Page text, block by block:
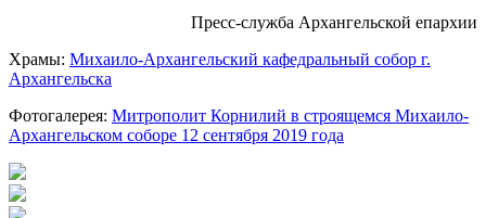
Пресс-служба Архангельской епархии
Храмы: Михаило-Архангельский кафедральный собор г.
Архангельска
Фотогалерея: Митрополит Корнилий в строящемся Михаило-
Архангельском соборе 12 сентября 2019 года